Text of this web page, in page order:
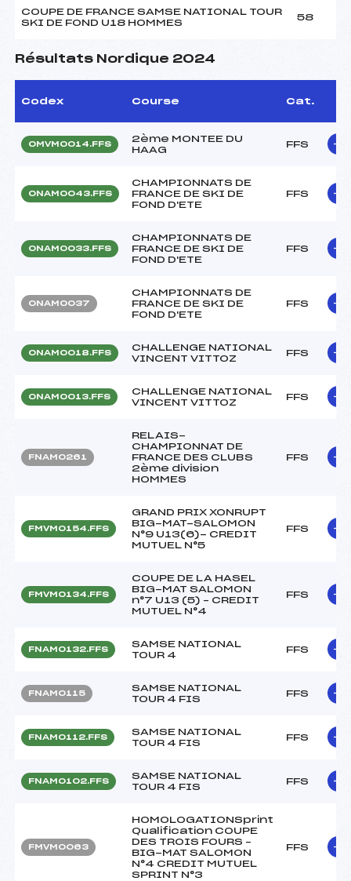
COUPE DE FRANCE SAMSE NATIONAL TOUR
SKI DE FOND U18 HOMMES
58
Résultats Nordique 2024
Codex Course Cat.
OMVM0014.FFS
2ème MONTEE DU
HAAG
FFS
ONAM0043.FFS
CHAMPIONNATS DE
FRANCE DE SKI DE
FOND D'ETE
FFS
ONAM0033.FFS
CHAMPIONNATS DE
FRANCE DE SKI DE
FOND D'ETE
FFS
ONAM0037
CHAMPIONNATS DE
FRANCE DE SKI DE
FOND D'ETE
FFS
ONAM0018.FFS
CHALLENGE NATIONAL
VINCENT VITTOZ
FFS
ONAM0013.FFS
CHALLENGE NATIONAL
VINCENT VITTOZ
FFS
FNAM0261
RELAIS-
CHAMPIONNAT DE
FRANCE DES CLUBS
2ème division
HOMMES
FFS
FMVM0154.FFS
GRAND PRIX XONRUPT
BIG-MAT-SALOMON
N°9 U13(6)- CREDIT
MUTUEL N°5
FFS
FMVM0134.FFS
COUPE DE LA HASEL
BIG-MAT SALOMON
n°7 U13 (5) – CREDIT
MUTUEL N°4
FFS
FNAM0132.FFS
SAMSE NATIONAL
TOUR 4
FFS
FNAM0115
SAMSE NATIONAL
TOUR 4 FIS
FFS
FNAM0112.FFS
SAMSE NATIONAL
TOUR 4 FIS
FFS
FNAM0102.FFS
SAMSE NATIONAL
TOUR 4 FIS
FFS
FMVM0063
HOMOLOGATIONSprint
Qualification COUPE
DES TROIS FOURS –
BIG-MAT SALOMON
N°4 CREDIT MUTUEL
SPRINT N°3
FFS